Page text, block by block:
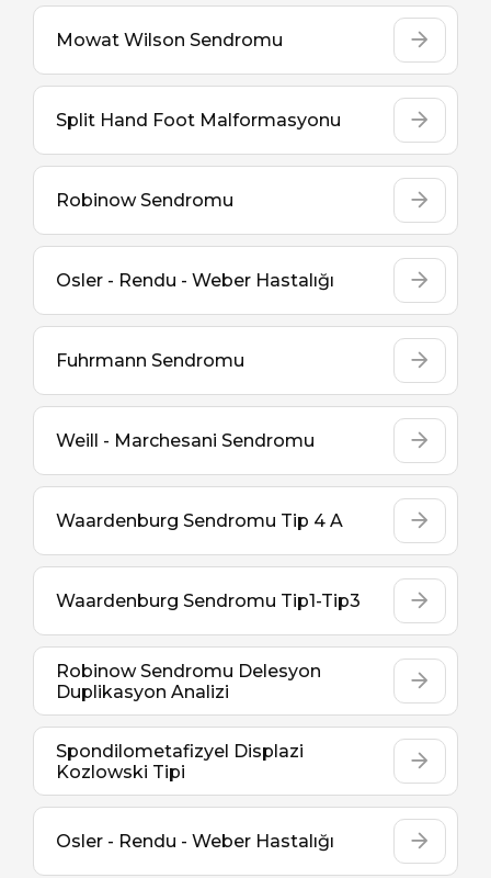
Mowat Wilson Sendromu
Split Hand Foot Malformasyonu
Robinow Sendromu
Osler - Rendu - Weber Hastalığı
Fuhrmann Sendromu
Weill - Marchesani Sendromu
Waardenburg Sendromu Tip 4 A
Waardenburg Sendromu Tip1-Tip3
Robinow Sendromu Delesyon
Duplikasyon Analizi
Spondilometafizyel Displazi
Kozlowski Tipi
Osler - Rendu - Weber Hastalığı